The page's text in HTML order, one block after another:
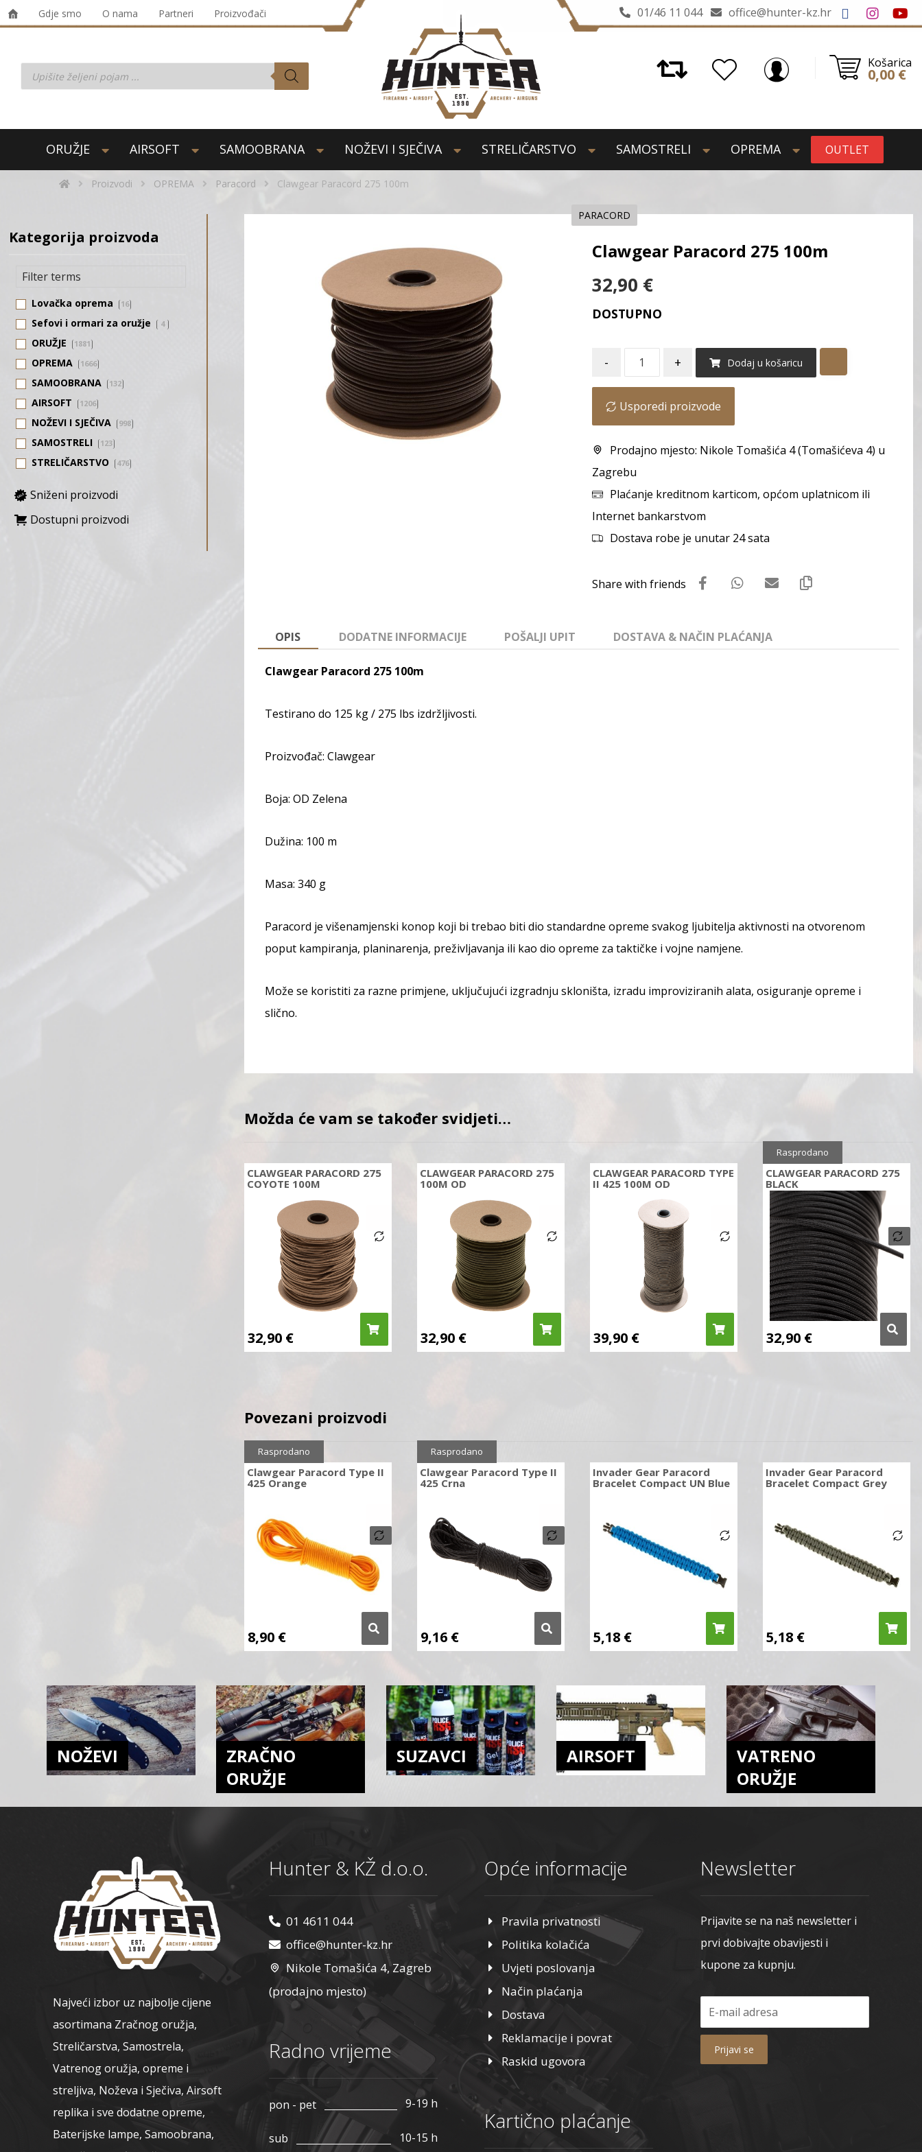
Gdje smo O nama Partneri Proizvođači office@hunter-kz.hr
01/46 11 044
Košarica
0,00 €
ORUŽJE AIRSOFT SAMOOBRANA NOŽEVI I SJEČIVA STRELIČARSTVO SAMOSTRELI OPREMA OUTLET
Proizvodi OPREMA Paracord Clawgear Paracord 275 100m
PARACORD
Clawgear Paracord 275 100m
32,90 €
DOSTUPNO
- + Dodaj u košaricu
Usporedi proizvode
Prodajno mjesto: Nikole Tomašića 4 (Tomašićeva 4) u
Zagrebu
Plaćanje kreditnom karticom, općom uplatnicom ili
Internet bankarstvom
Dostava robe je unutar 24 sata
OPIS DODATNE INFORMACIJE POŠALJI UPIT DOSTAVA & NAČIN PLAĆANJA
Clawgear Paracord 275 100m
Testirano do 125 kg / 275 lbs izdržljivosti.
Proizvođač: Clawgear
Boja: OD Zelena
Dužina: 100 m
Masa: 340 g
Paracord je višenamjenski konop koji bi trebao biti dio standardne opreme svakog ljubitelja aktivnosti na otvorenom
poput kampiranja, planinarenja, preživljavanja ili kao dio opreme za taktičke i vojne namjene.
Može se koristiti za razne primjene, uključujući izgradnju skloništa, izradu improviziranih alata, osiguranje opreme i
slično.
Možda će vam se također svidjeti…
CLAWGEAR PARACORD 275
COYOTE 100M
32,90 €
CLAWGEAR PARACORD 275
100M OD
32,90 €
CLAWGEAR PARACORD TYPE
II 425 100M OD
39,90 €
CLAWGEAR PARACORD 275
BLACK
32,90 €
Rasprodano
Povezani proizvodi
Clawgear Paracord Type II
425 Orange
8,90 €
Rasprodano
Clawgear Paracord Type II
425 Crna
9,16 €
Rasprodano
Invader Gear Paracord
Bracelet Compact UN Blue
5,18 €
Invader Gear Paracord
Bracelet Compact Grey
5,18 €
Kategorija proizvoda
Lovačka oprema 16
Sefovi i ormari za oružje 4
ORUŽJE 1881
OPREMA 1666
SAMOOBRANA 132
AIRSOFT 1206
NOŽEVI I SJEČIVA 998
SAMOSTRELI 123
STRELIČARSTVO 476
Sniženi proizvodi
Dostupni proizvodi
NOŽEVI
ZRAČNO
ORUŽJE
SUZAVCI AIRSOFT
VATRENO
ORUŽJE
Najveći izbor uz najbolje cijene
asortimana Zračnog oružja,
Streličarstva, Samostrela,
Vatrenog oružja, opreme i
streljiva, Noževa i Sječiva, Airsoft
replika i sve dodatne opreme,
Baterijske lampe, Samoobrana,
Hunter & KŽ d.o.o.
01 4611 044
office@hunter-kz.hr
Nikole Tomašića 4, Zagreb
(prodajno mjesto)
Radno vrijeme
pon - pet 9-19 h
sub 10-15 h
Opće informacije
Pravila privatnosti
Politika kolačića
Uvjeti poslovanja
Način plaćanja
Dostava
Reklamacije i povrat
Raskid ugovora
Kartično plaćanje
Newsletter
Prijavite se na naš newsletter i
prvi dobivajte obavijesti i
kupone za kupnju.
Prijavi se